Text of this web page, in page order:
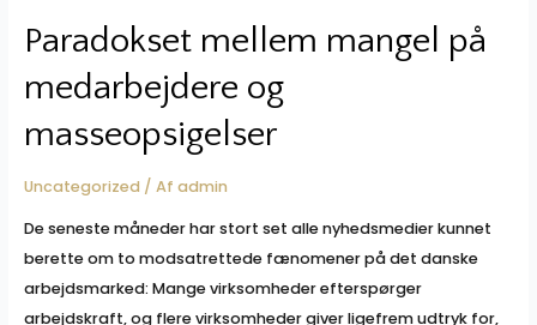
Paradokset mellem mangel på
medarbejdere og
masseopsigelser
Uncategorized / Af admin
De seneste måneder har stort set alle nyhedsmedier kunnet
berette om to modsatrettede fænomener på det danske
arbejdsmarked: Mange virksomheder efterspørger
arbejdskraft, og flere virksomheder giver ligefrem udtryk for,